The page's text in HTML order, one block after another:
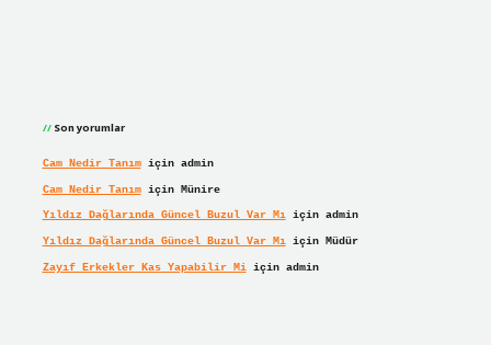
Son yorumlar
Cam Nedir Tanımiçin admin
Cam Nedir Tanımiçin Münire
Yıldız Dağlarında Güncel Buzul Var Mıiçin admin
Yıldız Dağlarında Güncel Buzul Var Mıiçin Müdür
Zayıf Erkekler Kas Yapabilir Miiçin admin